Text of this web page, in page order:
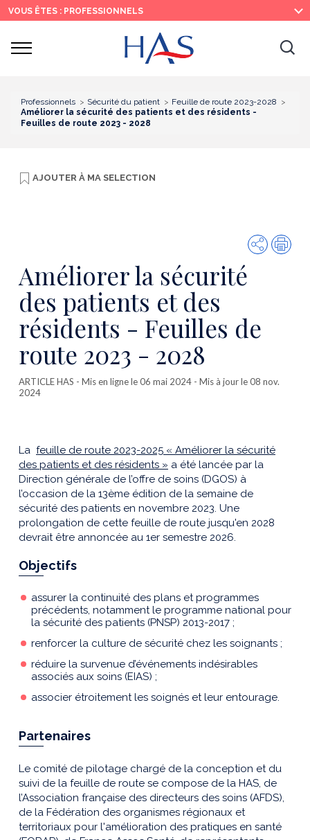
Recherche
Menu
principal
Contenu
principal
VOUS ÊTES : PROFESSIONNELS
Ouvrir
Professionnels Sécurité du patient
Feuille de route 2023-2028
Améliorer la sécurité des patients et des résidents -
Feuilles de route 2023 - 2028
AJOUTER À MA SELECTION
Partager
Améliorer la sécurité
des patients et des
résidents - Feuilles de
route 2023 - 2028
ARTICLE HAS - Mis en ligne le 06 mai 2024 - Mis à jour le 08 nov.
2024
La feuille de route 2023-2025 « Améliorer la sécurité
des patients et des résidents » a été lancée par la
Direction générale de l’offre de soins (DGOS) à
l’occasion de la 13ème édition de la semaine de
sécurité des patients en novembre 2023. Une
prolongation de cette feuille de route jusqu'en 2028
devrait être annoncée au 1er semestre 2026.
Objectifs
assurer la continuité des plans et programmes
précédents, notamment le programme national pour
la sécurité des patients (PNSP) 2013-2017 ;
renforcer la culture de sécurité chez les soignants ;
réduire la survenue d’événements indésirables
associés aux soins (EIAS) ;
associer étroitement les soignés et leur entourage.
Partenaires
Le comité de pilotage chargé de la conception et du
suivi de la feuille de route se compose de la HAS, de
l’Association française des directeurs des soins (AFDS),
de la Fédération des organismes régionaux et
territoriaux pour l'amélioration des pratiques en santé